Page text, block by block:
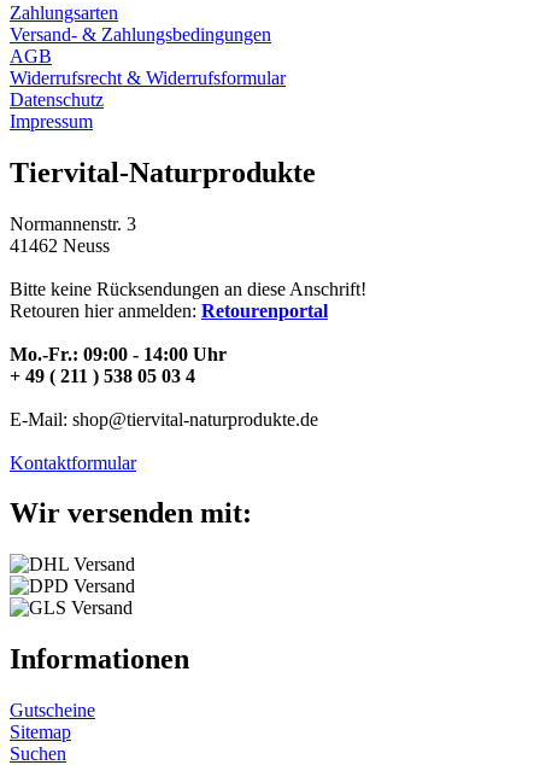
Zahlungsarten
Versand- & Zahlungsbedingungen
AGB
Widerrufsrecht & Widerrufsformular
Datenschutz
Impressum
Tiervital-Naturprodukte
Normannenstr. 3
41462 Neuss
Bitte keine Rücksendungen an diese Anschrift!
Retouren hier anmelden: Retourenportal
Mo.-Fr.: 09:00 - 14:00 Uhr
+ 49 ( 211 ) 538 05 03 4
E-Mail: shop@tiervital-naturprodukte.de
Kontaktformular
Wir versenden mit:
Informationen
Gutscheine
Sitemap
Suchen